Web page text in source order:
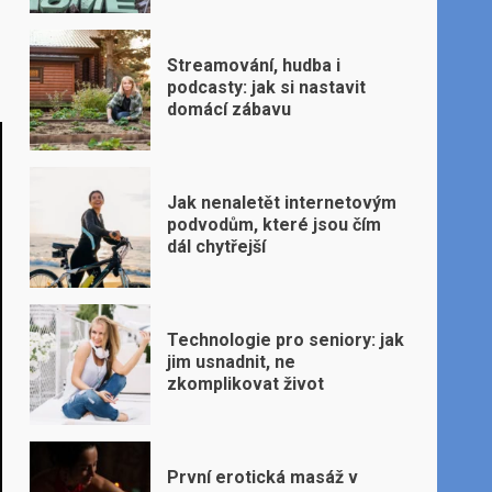
Streamování, hudba i
podcasty: jak si nastavit
domácí zábavu
Jak nenaletět internetovým
podvodům, které jsou čím
dál chytřejší
Technologie pro seniory: jak
jim usnadnit, ne
zkomplikovat život
První erotická masáž v